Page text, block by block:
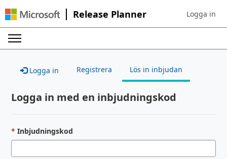
Release Planner Sign in to
Logga in
Logga in Registrera Lös in inbjudan
Logga in med en inbjudningskod
Inbjudningskod